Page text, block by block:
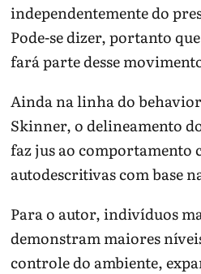
independentemente do
Pode-se dizer, portanto
fará parte desse
Ainda na linha do
Skinner, o delineamento
faz jus ao comportamento
autodescritivas com base
Para o autor, indivíduos
demonstram maiores
controle do ambiente,